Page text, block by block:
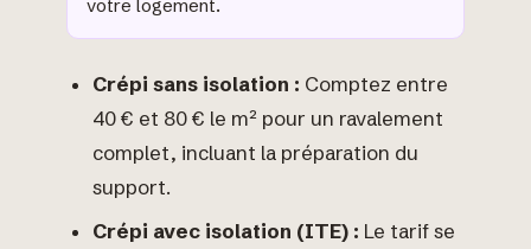
votre logement.
Crépi sans isolation : Comptez entre
40 € et 80 € le m² pour un ravalement
complet, incluant la préparation du
support.
Crépi avec isolation (ITE) : Le tarif se